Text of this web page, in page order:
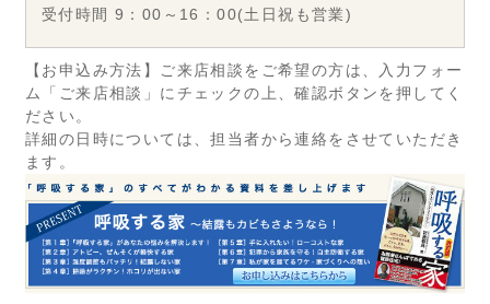
受付時間 9：00～16：00(土日祝も営業)
【お申込み方法】ご来店相談をご希望の方は、入力フォー
ム「ご来店相談」にチェックの上、確認ボタンを押してく
ださい。
詳細の日時については、担当者から連絡をさせていただき
ます。